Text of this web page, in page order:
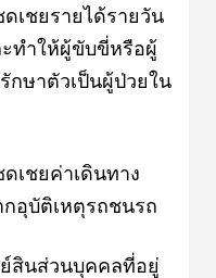
เชยรายได้รายวัน
ทำให้ผู้ขับขี่หรือผู้
กษาตัวเป็นผู้ป่วยใน
เชยค่าเดินทาง
อุบัติเหตุรถชนรถ
สินส่วนบุคคลที่อยู่